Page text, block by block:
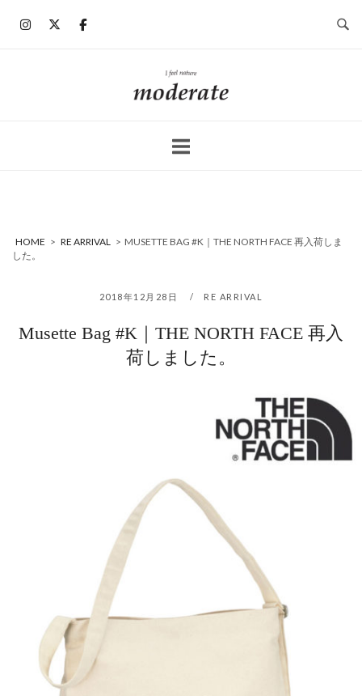
ホ
ー
HOME > RE ARRIVAL > MUSETTE BAG #K｜THE NORTH FACE 再入荷しま
した。
2018年12月28日 RE ARRIVAL
Musette Bag #K｜THE NORTH FACE 再入
荷しました。